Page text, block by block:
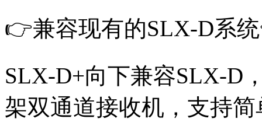
👉兼容现有的SLX-D系
SLX-D+向下兼容SLX-D
架双通道接收机，支持